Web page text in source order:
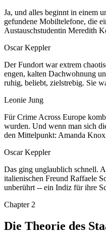
Ja, und alles beginnt in einem
gefundene Mobiltelefone, die
Austauschstudentin Meredith
Oscar Keppler
Der Fundort war extrem
engen, kalten Dachwohnung
ruhig, beliebt, zielstrebig. Sie
Leonie Jung
Für Crime Across Europe
wurden. Und wenn man sich
den Mittelpunkt: Amanda
Oscar Keppler
Das ging unglaublich schnell.
italienischen Freund Raffaele
unberührt -- ein Indiz für ihre
Chapter 2
Die Theorie des